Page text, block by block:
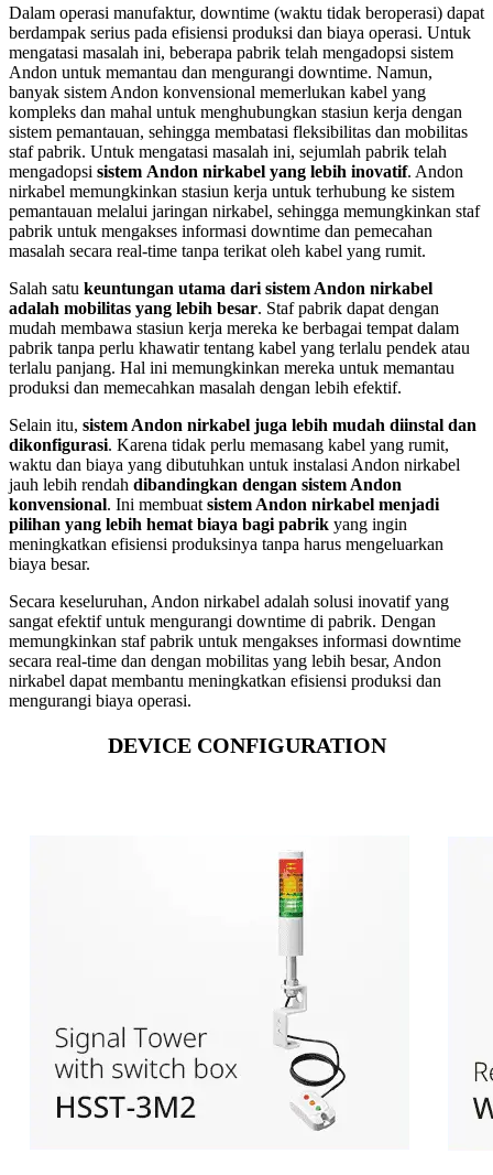
Dalam operasi manufaktur, downtime (waktu tidak beroperasi) dapat
berdampak serius pada efisiensi produksi dan biaya operasi. Untuk
mengatasi masalah ini, beberapa pabrik telah mengadopsi sistem
Andon untuk memantau dan mengurangi downtime. Namun,
banyak sistem Andon konvensional memerlukan kabel yang
kompleks dan mahal untuk menghubungkan stasiun kerja dengan
sistem pemantauan, sehingga membatasi fleksibilitas dan mobilitas
staf pabrik. Untuk mengatasi masalah ini, sejumlah pabrik telah
mengadopsi sistem Andon nirkabel yang lebih inovatif. Andon
nirkabel memungkinkan stasiun kerja untuk terhubung ke sistem
pemantauan melalui jaringan nirkabel, sehingga memungkinkan staf
pabrik untuk mengakses informasi downtime dan pemecahan
masalah secara real-time tanpa terikat oleh kabel yang rumit.
Salah satu keuntungan utama dari sistem Andon nirkabel
adalah mobilitas yang lebih besar. Staf pabrik dapat dengan
mudah membawa stasiun kerja mereka ke berbagai tempat dalam
pabrik tanpa perlu khawatir tentang kabel yang terlalu pendek atau
terlalu panjang. Hal ini memungkinkan mereka untuk memantau
produksi dan memecahkan masalah dengan lebih efektif.
Selain itu, sistem Andon nirkabel juga lebih mudah diinstal dan
dikonfigurasi. Karena tidak perlu memasang kabel yang rumit,
waktu dan biaya yang dibutuhkan untuk instalasi Andon nirkabel
jauh lebih rendah dibandingkan dengan sistem Andon
konvensional. Ini membuat sistem Andon nirkabel menjadi
pilihan yang lebih hemat biaya bagi pabrik yang ingin
meningkatkan efisiensi produksinya tanpa harus mengeluarkan
biaya besar.
Secara keseluruhan, Andon nirkabel adalah solusi inovatif yang
sangat efektif untuk mengurangi downtime di pabrik. Dengan
memungkinkan staf pabrik untuk mengakses informasi downtime
secara real-time dan dengan mobilitas yang lebih besar, Andon
nirkabel dapat membantu meningkatkan efisiensi produksi dan
mengurangi biaya operasi.
DEVICE CONFIGURATION